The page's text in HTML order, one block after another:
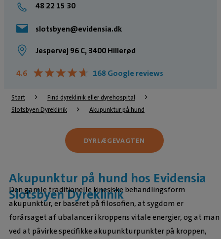
48 22 15 30
slotsbyen@evidensia.dk
Jespervej 96 C, 3400 Hillerød
4.6 ★★★★★
★★★★★ 168 Google reviews
Start
Find dyreklinik eller dyrehospital
Slotsbyen Dyreklinik
Akupunktur på hund
Akupunktur på hund hos Evidensia
Slotsbyen Dyreklinik
Den gamle traditionelle kinesiske behandlingsform
akupunktur, er baseret på filosofien, at sygdom er
forårsaget af ubalancer i kroppens vitale energier, og at man
ved at påvirke specifikke akupunkturpunkter på kroppen,
DYRLÆGEVAGTEN